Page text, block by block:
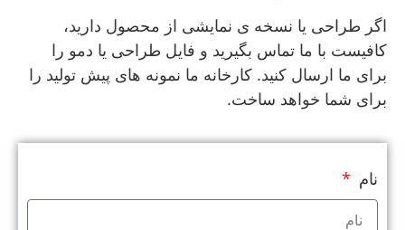
اگر طراحی یا نسخه ی نمایشی از محصول دارید،
کافیست با ما تماس بگیرید و فایل طراحی یا دمو را
برای ما ارسال کنید. کارخانه ما نمونه های پیش تولید را
برای شما خواهد ساخت.
نام